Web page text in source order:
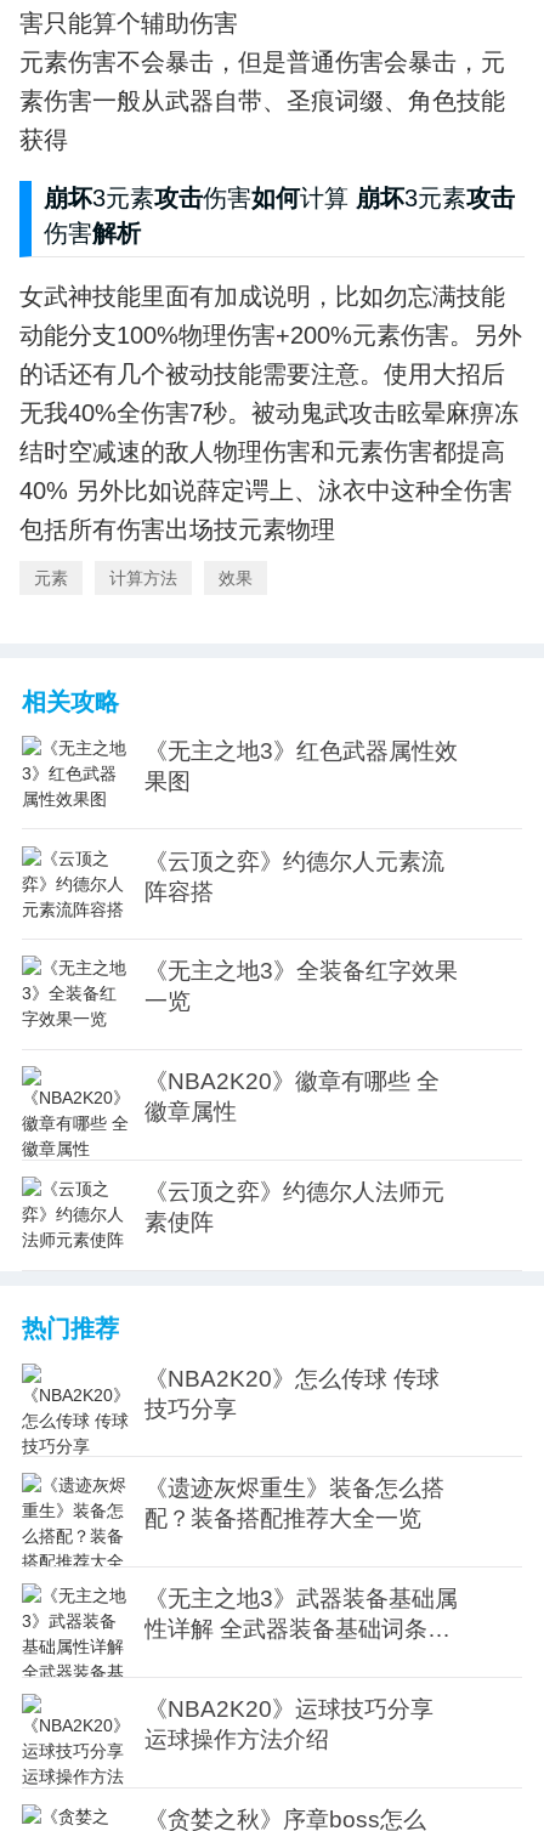
害只能算个辅助伤害
元素伤害不会暴击，但是普通伤害会暴击，元
素伤害一般从武器自带、圣痕词缀、角色技能
获得
崩坏3元素攻击伤害如何计算崩坏3元素攻击
伤害解析
女武神技能里面有加成说明，比如勿忘满技能
动能分支100%物理伤害+200%元素伤害。另外
的话还有几个被动技能需要注意。使用大招后
无我40%全伤害7秒。被动鬼武攻击眩晕麻痹冻
结时空减速的敌人物理伤害和元素伤害都提高
40% 另外比如说薛定谔上、泳衣中这种全伤害
包括所有伤害出场技元素物理
元素 计算方法 效果
相关攻略
《无主之地3》红色武器属性效
果图
《云顶之弈》约德尔人元素流
阵容搭
《无主之地3》全装备红字效果
一览
《NBA2K20》徽章有哪些 全
徽章属性
《云顶之弈》约德尔人法师元
素使阵
热门推荐
《NBA2K20》怎么传球 传球
技巧分享
《遗迹灰烬重生》装备怎么搭
配？装备搭配推荐大全一览
《无主之地3》武器装备基础属
性详解 全武器装备基础词条介
《NBA2K20》运球技巧分享
运球操作方法介绍
《贪婪之秋》序章boss怎么